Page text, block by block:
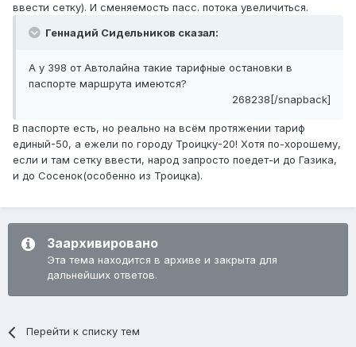
ввести сетку). И сменяемость пасс. потока увеличиться.
Геннадий Сидельников сказал:
А у 398 от Автолайна такие тарифные остановки в
паспорте маршрута имеются?
268238[/snapback]
В паспорте есть, но реально на всём протяжении тариф
единый-50, а ежели по городу Троицку-20! Хотя по-хорошему,
если и там сетку ввести, народ запросто поедет-и до Газика,
и до Сосенок(особенно из Троицка).
Заархивировано
Эта тема находится в архиве и закрыта для
дальнейших ответов.
Перейти к списку тем